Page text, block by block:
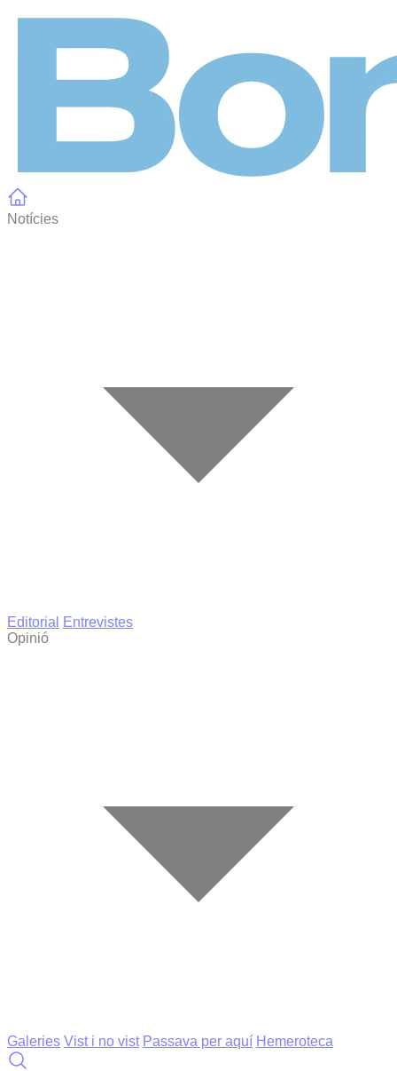
Notícies
Editorial
Entrevistes
Opinió
Galeries Vist i no vist Passava per aquí Hemeroteca